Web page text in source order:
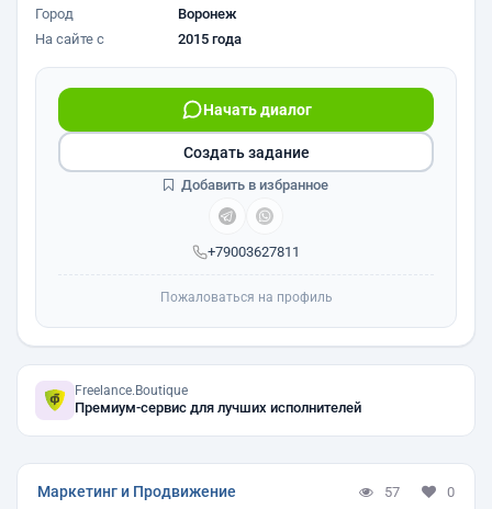
Город
Воронеж
На сайте с
2015 года
+79003627811
Начать диалог
Создать задание
Добавить в избранное
Пожаловаться на профиль
Freelance.Boutique
Премиум-сервис для лучших исполнителей
Маркетинг и Продвижение 57 0